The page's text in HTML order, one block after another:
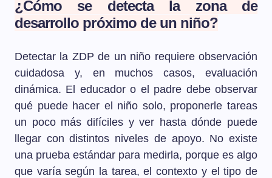
¿Cómo se detecta la zona de
desarrollo próximo de un niño?
Detectar la ZDP de un niño requiere observación
cuidadosa y, en muchos casos, evaluación
dinámica. El educador o el padre debe observar
qué puede hacer el niño solo, proponerle tareas
un poco más difíciles y ver hasta dónde puede
llegar con distintos niveles de apoyo. No existe
una prueba estándar para medirla, porque es algo
que varía según la tarea, el contexto y el tipo de